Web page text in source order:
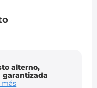
alterno,
garantizada